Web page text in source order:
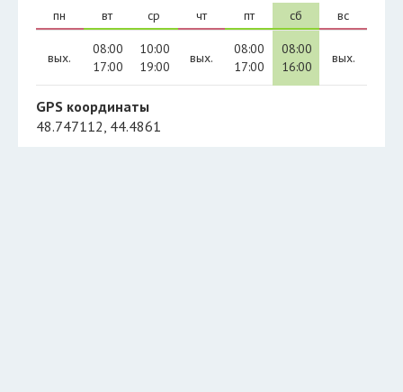
пн
вых.
вт
08:00
17:00
ср
10:00
19:00
чт
вых.
пт
08:00
17:00
сб
08:00
16:00
вс
вых.
GPS координаты
48.747112, 44.4861